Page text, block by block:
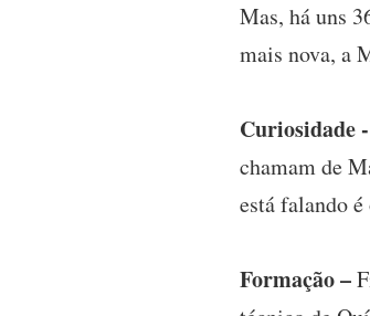
Mas, há uns
mais nova, a
Curiosidade -
chamam de
está falando
Formação –